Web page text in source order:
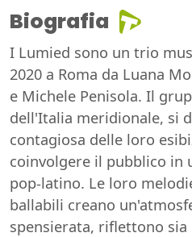
Biografia
I Lumied sono un trio
2020 a Roma da Luana
e Michele Penisola. Il
dell'Italia meridionale, si
contagiosa delle loro
coinvolgere il pubblico in
pop-latino. Le loro
ballabili creano
spensierata, riflettono